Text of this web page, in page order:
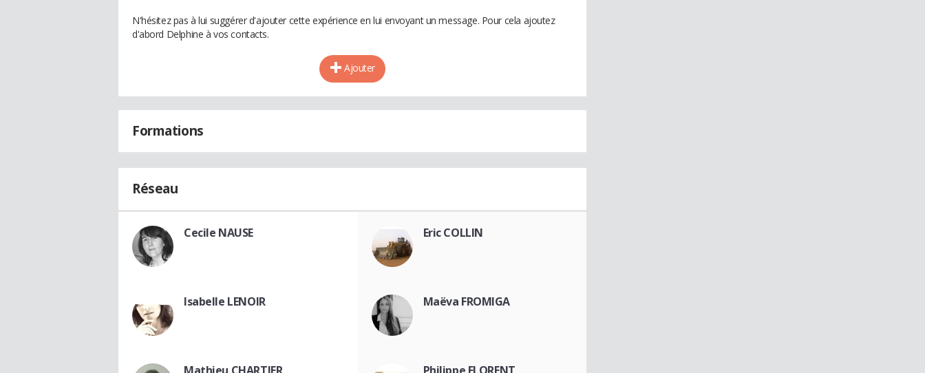
N'hésitez pas à lui suggérer d'ajouter cette expérience en lui envoyant un message. Pour cela ajoutez
d'abord Delphine à vos contacts.
Ajouter
Formations
Réseau
Cecile NAUSE Eric COLLIN
Isabelle LENOIR Maëva FROMIGA